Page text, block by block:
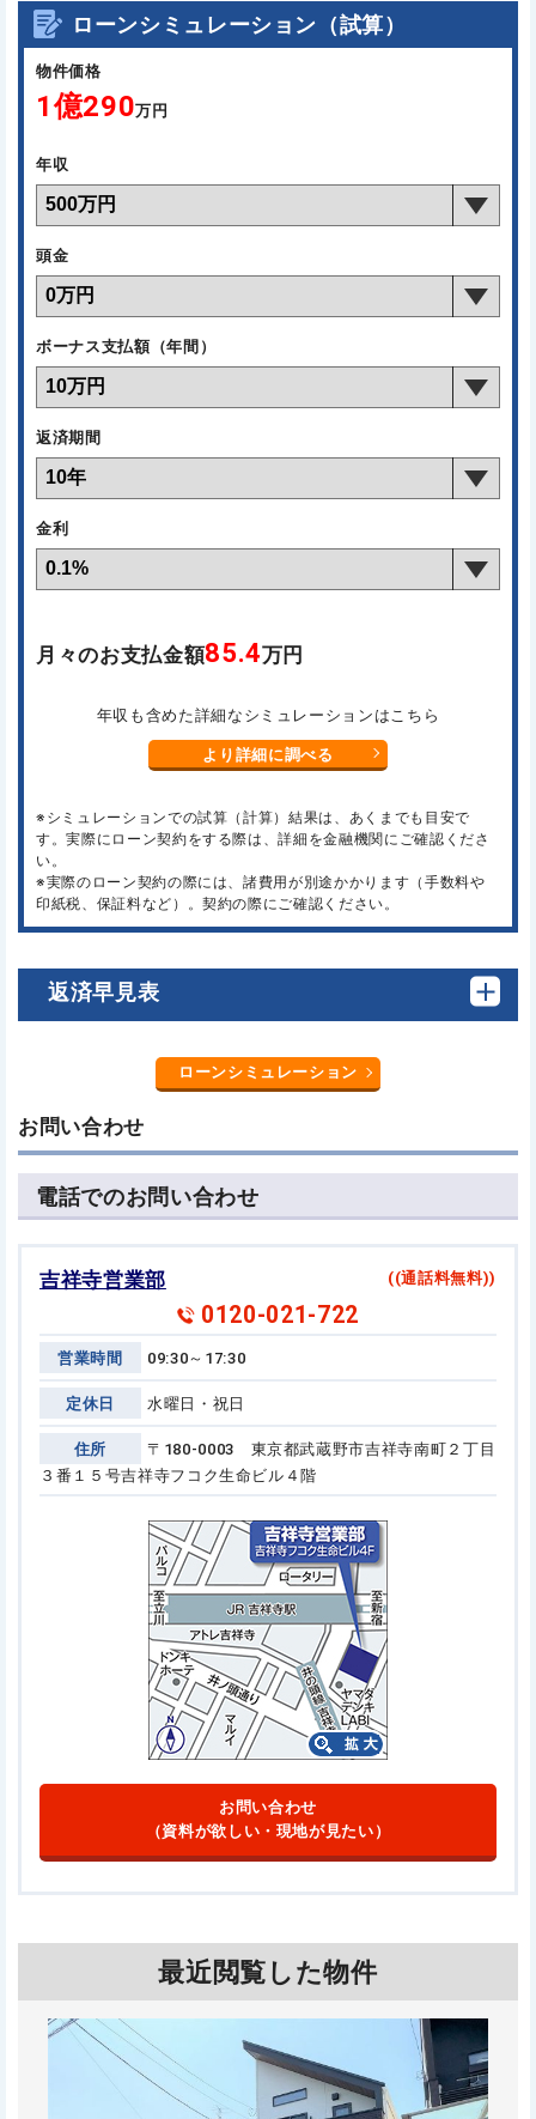
ローンシミュレーション（試算）
物件価格
1億290万円
年収
頭金
ボーナス支払額（年間）
返済期間
金利
月々のお支払金額85.4万円
年収も含めた詳細なシミュレーションはこちら
より詳細に調べる
※シミュレーションでの試算（計算）結果は、あくまでも目安で
す。実際にローン契約をする際は、詳細を金融機関にご確認くださ
い。
※実際のローン契約の際には、諸費用が別途かかります（手数料や
印紙税、保証料など）。契約の際にご確認ください。
返済早見表
ローンシミュレーション
お問い合わせ
電話でのお問い合わせ
吉祥寺営業部 ((通話料無料))
0120-021-722
営業時間 09:30～17:30
定休日 水曜日・祝日
住所
〒180-0003 東京都武蔵野市吉祥寺南町２丁目
３番１５号吉祥寺フコク生命ビル４階
お問い合わせ
（資料が欲しい・現地が見たい）
最近閲覧した物件